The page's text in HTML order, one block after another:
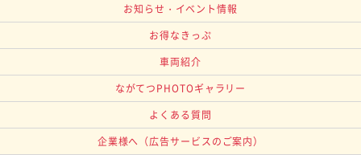
お知らせ・イベント情報
お得なきっぷ
車両紹介
ながてつPHOTOギャラリー
よくある質問
企業様へ （広告サービスのご案内）